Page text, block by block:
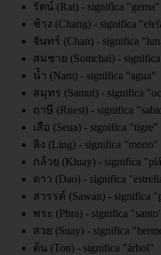
รัตน์ (Rat) - significa "gema"
ช้าง (Chang) - significa
จันทร์ (Chan) - significa
สมชาย (Somchai) -
น้ำ (Nam) - significa "agua"
สมุทร (Samut) - significa
ฤาษี (Ruesi) - significa
เสือ (Seua) - significa "tigre"
ลิง (Ling) - significa "mono"
กล้วย (Kluay) - significa
ดาว (Dao) - significa
สวรรค์ (Sawan) - significa
พระ (Phra) - significa
สวย (Suay) - significa
ต้น (Ton) - significa "árbol"